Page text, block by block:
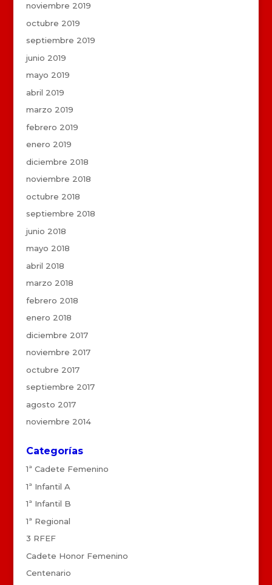
noviembre 2019
octubre 2019
septiembre 2019
junio 2019
mayo 2019
abril 2019
marzo 2019
febrero 2019
enero 2019
diciembre 2018
noviembre 2018
octubre 2018
septiembre 2018
junio 2018
mayo 2018
abril 2018
marzo 2018
febrero 2018
enero 2018
diciembre 2017
noviembre 2017
octubre 2017
septiembre 2017
agosto 2017
noviembre 2014
Categorías
1ª Cadete Femenino
1ª Infantil A
1ª Infantil B
1ª Regional
3 RFEF
Cadete Honor Femenino
Centenario